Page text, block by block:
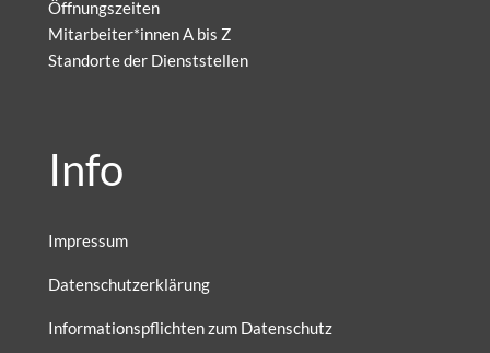
Öffnungszeiten
Mitarbeiter*innen A bis Z
Standorte der Dienststellen
Info
Impressum
Datenschutzerklärung
Informationspflichten zum Datenschutz